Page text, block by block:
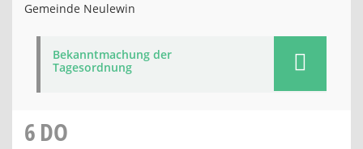
Gemeinde Neulewin
Bekanntmachung der
Tagesordnung
6DO